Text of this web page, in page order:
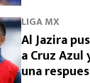
LIGA MX
Al Jazira
a Cruz
una